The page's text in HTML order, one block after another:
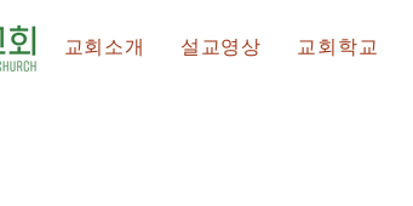
교회소개 설교영상 교회학교